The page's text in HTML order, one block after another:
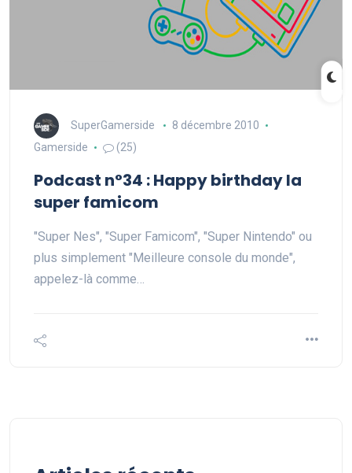
SuperGamerside
8 décembre 2010
Gamerside
(25)
Podcast n°34 : Happy birthday la
super famicom
"Super Nes", "Super Famicom", "Super Nintendo" ou
plus simplement "Meilleure console du monde",
appelez-là comme…